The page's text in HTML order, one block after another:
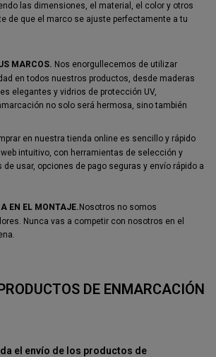
las dimensiones, el material, el color y otros
de que el marco se ajuste perfectamente a tu
MARCOS. Nos enorgullecemos de utilizar
en todos nuestros productos, desde maderas
elegantes y vidrios de protección UV,
no solo será hermosa, sino también
en nuestra tienda online es sencillo y rápido
intuitivo, con herramientas de selección y
usar, opciones de pago seguras y envío rápido a
EN EL MONTAJE. Nosotros no somos
Nunca vas a competir con nosotros en el
DE ENMARCACIÓN
el envío de los productos de